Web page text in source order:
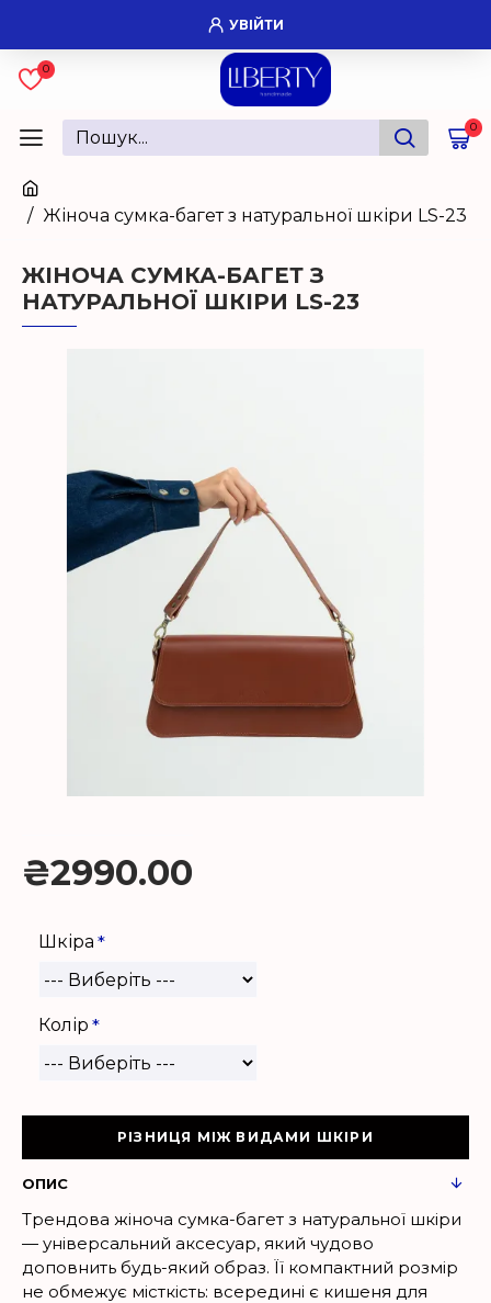
УВІЙТИ
0
0
Жіноча сумка-багет з натуральної шкіри LS-23
ЖІНОЧА СУМКА-БАГЕТ З
НАТУРАЛЬНОЇ ШКІРИ LS-23
₴2990.00
Шкіра
Колір
РІЗНИЦЯ МІЖ ВИДАМИ ШКІРИ
ОПИС
Трендова жіноча сумка-багет з натуральної шкіри
— універсальний аксесуар, який чудово
доповнить будь-який образ. Її компактний розмір
не обмежує місткість: всередині є кишеня для